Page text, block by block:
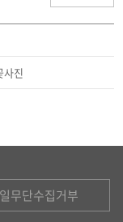
사진
무단수집거부